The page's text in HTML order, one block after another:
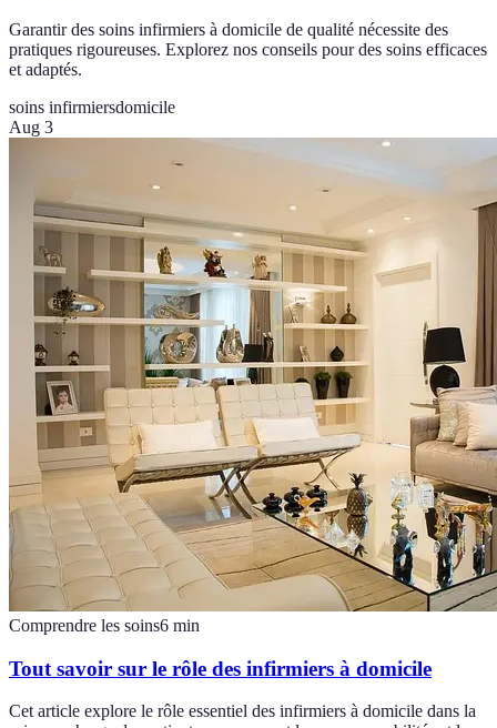
Garantir des soins infirmiers à domicile de qualité nécessite des
pratiques rigoureuses. Explorez nos conseils pour des soins efficaces
et adaptés.
soins infirmiersdomicile
Aug 3
Comprendre les soins6 min
Tout savoir sur le rôle des infirmiers à domicile
Cet article explore le rôle essentiel des infirmiers à domicile dans la